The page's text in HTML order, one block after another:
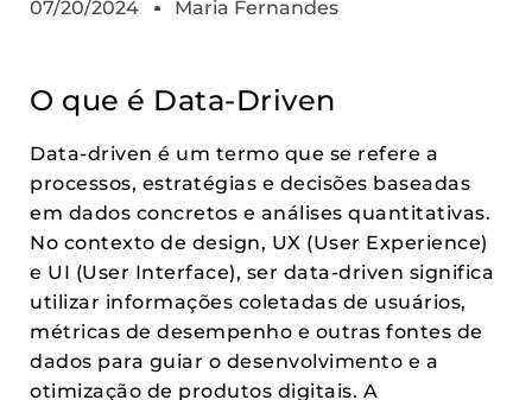
07/20/2024 Maria Fernandes
O que é Data-Driven
Data-driven é um termo que se refere a
processos, estratégias e decisões baseadas
em dados concretos e análises quantitativas.
No contexto de design, UX (User Experience)
e UI (User Interface), ser data-driven significa
utilizar informações coletadas de usuários,
métricas de desempenho e outras fontes de
dados para guiar o desenvolvimento e a
otimização de produtos digitais. A